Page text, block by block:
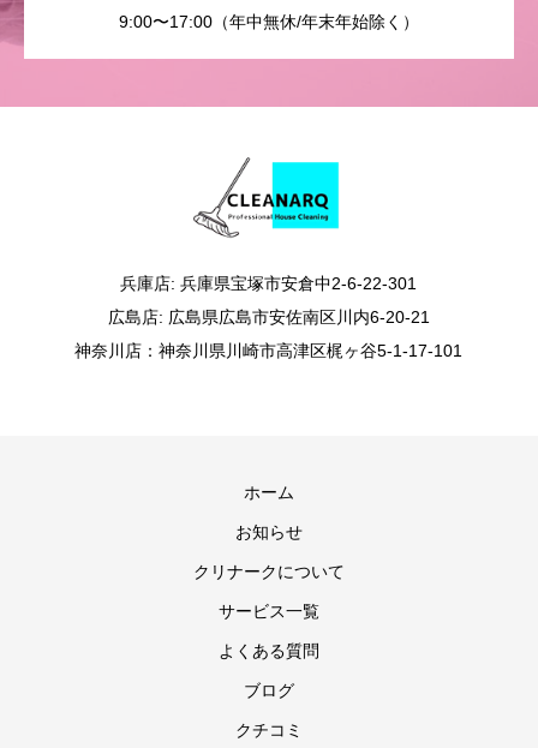
9:00〜17:00（年中無休/年末年始除く）
兵庫店: 兵庫県宝塚市安倉中2-6-22-301
広島店: 広島県広島市安佐南区川内6-20-21
神奈川店：神奈川県川崎市高津区梶ヶ谷5-1-17-101
ホーム
お知らせ
クリナークについて
サービス一覧
よくある質問
ブログ
クチコミ